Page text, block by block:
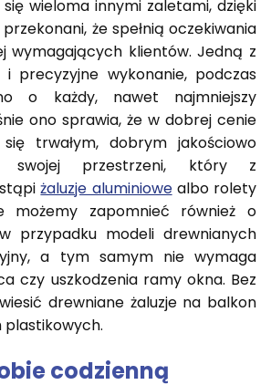
wieloma innymi zaletami, dzięki
że spełnią oczekiwania
wymagających klientów. Jedną z
precyzyjne wykonanie, podczas
o każdy, nawet najmniejszy
ono sprawia, że w dobrej cenie
trwałym, dobrym jakościowo
swojej przestrzeni, który z
żaluzje aluminiowealbo rolety
możemy zapomnieć również o
przypadku modeli drewnianych
a tym samym nie wymaga
czy uszkodzenia ramy okna. Bez
drewniane żaluzje na balkon
codzienną